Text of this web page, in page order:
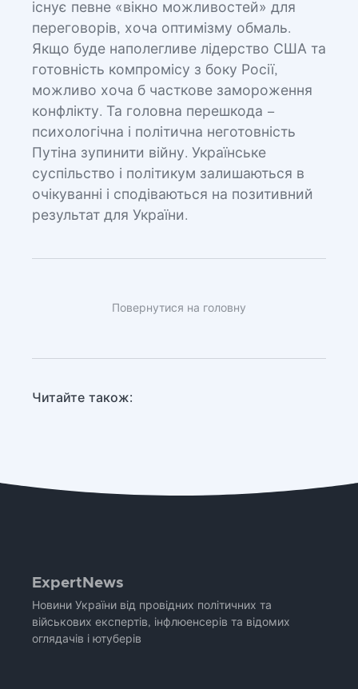
існує певне «вікно можливостей» для
переговорів, хоча оптимізму обмаль.
Якщо буде наполегливе лідерство США та
готовність компромісу з боку Росії,
можливо хоча б часткове замороження
конфлікту. Та головна перешкода –
психологічна і політична неготовність
Путіна зупинити війну. Українське
суспільство і політикум залишаються в
очікуванні і сподіваються на позитивний
результат для України.
Повернутися на головну
Читайте також:
ExpertNews
Новини України від провідних політичних та
військових експертів, інфлюенсерів та відомих
оглядачів і ютуберів